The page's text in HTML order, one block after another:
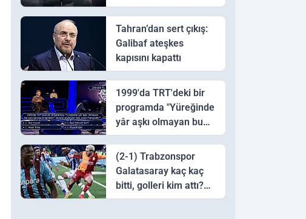
için Pakistan'a ulaştı
Tahran’dan sert çıkış:
Galibaf ateşkes
kapısını kapattı
1999'da TRT'deki bir
programda "Yüreğinde
yâr aşkı olmayan bu
sazı çalarsa tingirdatır"
sözünü söyleyen halk
ozanı hangisidir?
(2-1) Trabzonspor
Galatasaray kaç kaç
bitti, golleri kim attı?
Trabzonspor